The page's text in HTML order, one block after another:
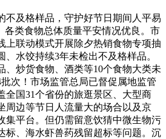
及格样品，守护好节日期间人平易
各类食物总体质量平安情况优良。市
上联动模式开展除夕热销食物专项抽
水饺持续3年未检出不及格样品。
、炒货食物、酒类等10个食物大类未
次！市场监管总局已督促属地监管
全国31个省份的旅逛景区、大型商
周边等节日人流量大的场合以及京
集平台。但仍需留意饮猜中微生物污
标、海水虾兽药残留超标等问题。沉